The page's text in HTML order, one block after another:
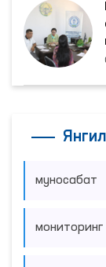
муносабат
мониторинг